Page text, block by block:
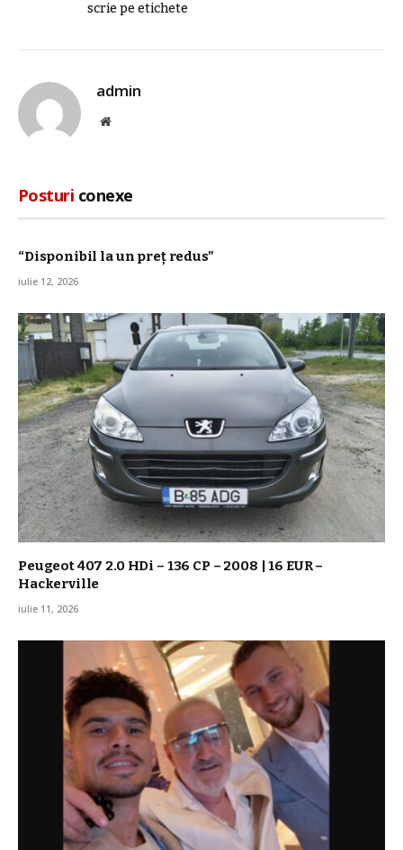
scrie pe etichete
admin
Site
Posturi conexe
“Disponibil la un preț redus”
iulie 12, 2026
Peugeot 407 2.0 HDi – 136 CP – 2008 | 16 EUR –
Hackerville
iulie 11, 2026